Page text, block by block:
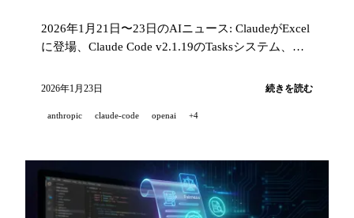
2026年1月21日〜23日のAIニュース: ClaudeがExcel
に登場、Claude Code v2.1.19のTasksシステム、
のChatGPTユーザーを支えるPostgreSQL、Qwen3-
Video。
2026年1月23日 続きを読む
anthropic claude-code openai +4